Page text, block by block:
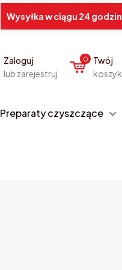
Wysyłka w ciągu 24 godzin
Zaloguj
lub zarejestruj
0
Twój
koszyk
Preparaty czyszczące